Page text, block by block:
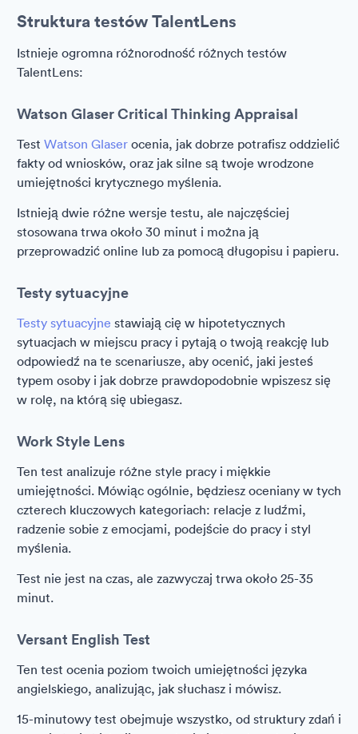
Struktura testów TalentLens
Istnieje ogromna różnorodność różnych testów
TalentLens:
Watson Glaser Critical Thinking Appraisal
Test Watson Glaser ocenia, jak dobrze potrafisz oddzielić
fakty od wniosków, oraz jak silne są twoje wrodzone
umiejętności krytycznego myślenia.
Istnieją dwie różne wersje testu, ale najczęściej
stosowana trwa około 30 minut i można ją
przeprowadzić online lub za pomocą długopisu i papieru.
Testy sytuacyjne
Testy sytuacyjne stawiają cię w hipotetycznych
sytuacjach w miejscu pracy i pytają o twoją reakcję lub
odpowiedź na te scenariusze, aby ocenić, jaki jesteś
typem osoby i jak dobrze prawdopodobnie wpiszesz się
w rolę, na którą się ubiegasz.
Work Style Lens
Ten test analizuje różne style pracy i miękkie
umiejętności. Mówiąc ogólnie, będziesz oceniany w tych
czterech kluczowych kategoriach: relacje z ludźmi,
radzenie sobie z emocjami, podejście do pracy i styl
myślenia.
Test nie jest na czas, ale zazwyczaj trwa około 25-35
minut.
Versant English Test
Ten test ocenia poziom twoich umiejętności języka
angielskiego, analizując, jak słuchasz i mówisz.
15-minutowy test obejmuje wszystko, od struktury zdań i